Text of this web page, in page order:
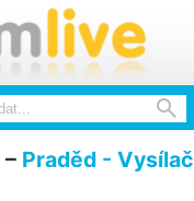

– Praděd - Vysílač